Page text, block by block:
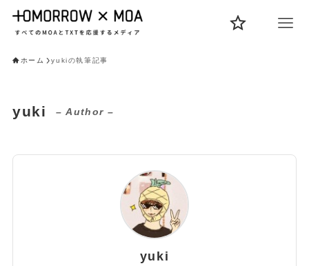
ホーム yukiの執筆記事
yuki – Author –
yuki